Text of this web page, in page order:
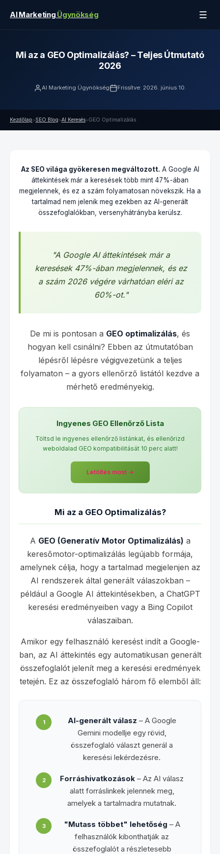
AI Marketing Ügynökség ☰
Mi az a GEO Optimalizálás? – Teljes Útmutató
2026
AI Marketing Ügynökség Frissítve: 2026. június 10.
Kezdőlap>SEO Blog>AI Keresés>GEO Optimalizálás
Az SEO világa gyökeresen megváltozott. A Google AI
áttekintések már a keresések több mint 47%-ában
megjelennek, és ez a szám folyamatosan növekszik. Ha a
tartalmad nem jelenik meg ezekben az AI-generált
összefoglalókban, versenyhátrányba kerülsz.
"A Google AI áttekintések már a
keresések 47%-ában megjelennek, és ez
a szám 2026 végére várhatóan eléri az
60%-ot."
De mi is pontosan a GEO optimalizálás, és
hogyan kell csinálni? Ebben az útmutatóban
lépésről lépésre végigvezetünk a teljes
folyamaton – a gyors ellenőrző listától kezdve a
mérhető eredményekig.
Ingyenes GEO Ellenőrző Lista
Töltsd le ingyenes ellenőrző listánkat, és ellenőrizd
weboldalad GEO kompatibilitását 10 perc alatt!
Letöltés most →
Mi az a GEO Optimalizálás?
A GEO (Generatív Motor Optimalizálás) a
keresőmotor-optimalizálás legújabb formája,
amelynek célja, hogy a tartalmad megjelenjen az
AI rendszerek által generált válaszokban –
például a Google AI áttekintésekben, a ChatGPT
keresési eredményeiben vagy a Bing Copilot
válaszaiban.
Amikor egy felhasználó keresést indít a Google-
ban, az AI áttekintés egy automatikusan generált
összefoglalót jelenít meg a keresési eredmények
tetején. Ez az összefoglaló három fő elemből áll:
1 AI-generált válasz – A Google
Gemini modellje egy rövid,
összefoglaló választ generál a
keresési lekérdezésre.
2 Forráshivatkozások – Az AI válasz
alatt forráslinkek jelennek meg,
amelyek a tartalmadra mutatnak.
3 "Mutass többet" lehetőség – A
felhasználók kibonthatják az
összefoglalót a részletesebb